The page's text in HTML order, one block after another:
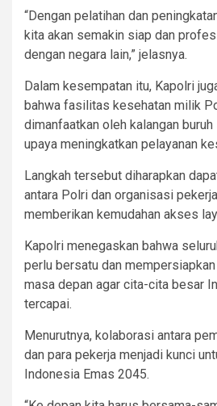
“Dengan pelatihan dan
kita akan semakin siap dan
dengan negara lain,” jelasnya.
Dalam kesempatan itu, Kapolri
bahwa fasilitas kesehatan milik
dimanfaatkan oleh kalangan
upaya meningkatkan pelayanan
Langkah tersebut diharapkan
antara Polri dan organisasi
memberikan kemudahan akses
Kapolri menegaskan bahwa
perlu bersatu dan
masa depan agar cita-cita besar
tercapai.
Menurutnya, kolaborasi antara
dan para pekerja menjadi kunci
Indonesia Emas 2045.